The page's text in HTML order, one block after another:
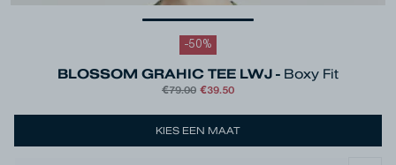
-50%
BLOSSOM GRAHIC TEE LWJ - Boxy Fit
€79.00 €39.50
Kleur Green
KIES EEN MAAT